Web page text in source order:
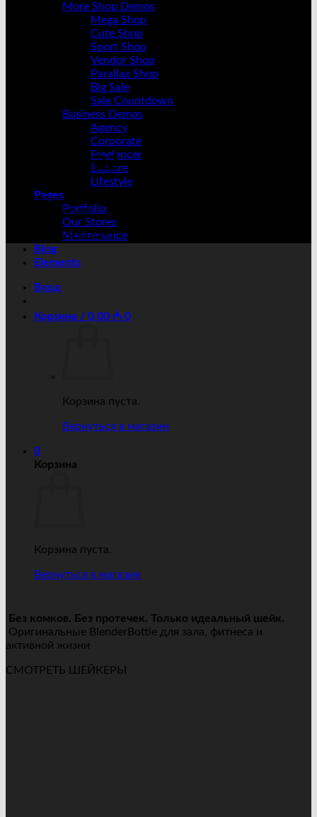
More Shop Demos
Mega Shop
Cute Shop
Sport Shop
Vendor Shop
Parallax Shop
Big Sale
Sale Countdown
Business Demos
Agency
Corporate
Freelancer
Explore
Lifestyle
Pages
Portfolio
Our Stores
Maintenance
Blog
Elements
Вход
Корзина / 0.00 ₼ 0
Корзина пуста.
Вернуться в магазин
0
Корзина
Корзина пуста.
Вернуться в магазин
winner.az
Спортивная одежда аксессуары для тренировок, спорта и
активной жизни
СМОТРЕТЬ КАТАЛОГ
Без комков. Без протечек. Только идеальный шейк.
Оригинальные BlenderBottle для зала, фитнеса и
активной жизни
СМОТРЕТЬ ШЕЙКЕРЫ